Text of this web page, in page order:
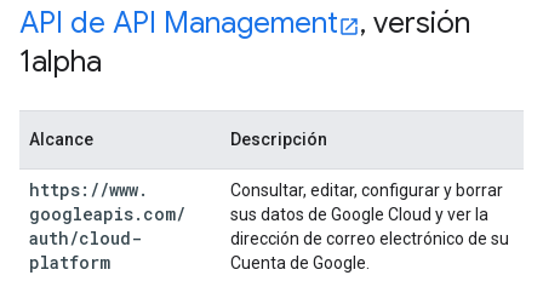
API de API Management , versión
1alpha
Alcance Descripción
https: //www.
googleapis. com/
auth/cloud-
platform
Consultar, editar, configurar y borrar
sus datos de Google Cloud y ver la
dirección de correo electrónico de su
Cuenta de Google.